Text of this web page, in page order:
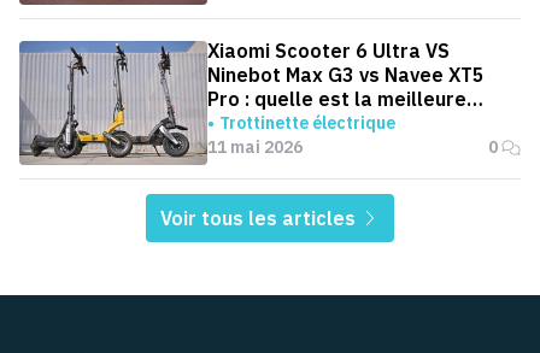
Xiaomi Scooter 6 Ultra VS
Ninebot Max G3 vs Navee XT5
Pro : quelle est la meilleure
trottinette pour aller au boulot ?
Trottinette électrique
11 mai 2026
0
Voir tous les articles